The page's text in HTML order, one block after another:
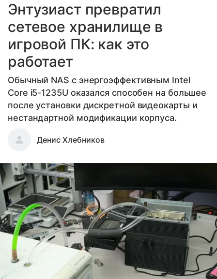
Энтузиаст превратил
сетевое хранилище в
игровой ПК: как это
работает
Обычный NAS с энергоэффективным Intel
Core i5-1235U оказался способен на большее
после установки дискретной видеокарты и
нестандартной модификации корпуса.
Денис Хлебников